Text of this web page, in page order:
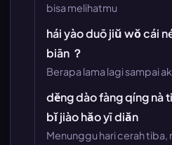
bisa melihatmu
hái yào duō jiǔ wǒ cái
biān ？
Berapa lama lagi sampai
děng dào fàng qíng nà
bǐ jiào hǎo yī diǎn
Menunggu hari cerah tiba,